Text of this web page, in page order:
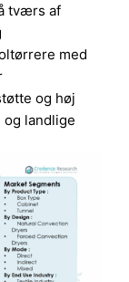
tværs af
med
og høj
landlige